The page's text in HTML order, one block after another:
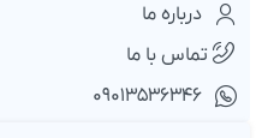
درباره ما
تماس با ما
۰۹۰۱۳۵۳۶۳۴۶